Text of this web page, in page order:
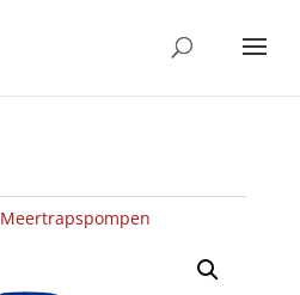
Meertrapspompen